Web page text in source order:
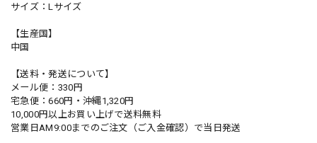
サイズ：Lサイズ
【生産国】
中国
【送料・発送について】
メール便：330円
宅急便：660円・沖縄1,320円
10,000円以上お買い上げで送料無料
営業日AM9:00までのご注文（ご入金確認）で当日発送